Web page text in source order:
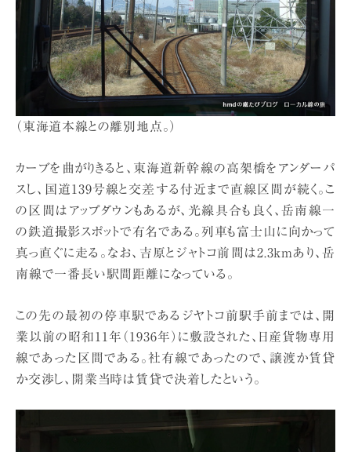
（東海道本線との離別地点。）
カーブを曲がりきると、東海道新幹線の高架橋をアンダーパ
スし、国道139号線と交差する付近まで直線区間が続く。こ
の区間はアップダウンもあるが、光線具合も良く、岳南線一
の鉄道撮影スポットで有名である。列車も富士山に向かって
真っ直ぐに走る。なお、吉原とジャトコ前間は2.3kmあり、岳
南線で一番長い駅間距離になっている。
この先の最初の停車駅であるジヤトコ前駅手前までは、開
業以前の昭和11年（1936年）に敷設された、日産貨物専用
線であった区間である。社有線であったので、譲渡か賃貸
か交渉し、開業当時は賃貸で決着したという。